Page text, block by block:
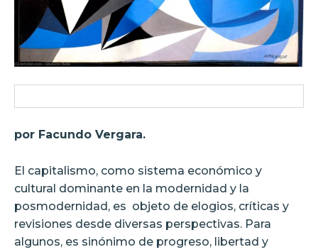
por Facundo Vergara.
El capitalismo, como sistema económico y
cultural dominante en la modernidad y la
posmodernidad, es objeto de elogios, críticas y
revisiones desde diversas perspectivas. Para
algunos, es sinónimo de progreso, libertad y